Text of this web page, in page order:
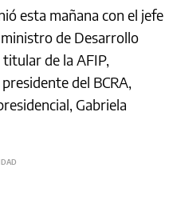
esta mañana con el jefe
de Desarrollo
de la AFIP,
del BCRA,
Gabriela